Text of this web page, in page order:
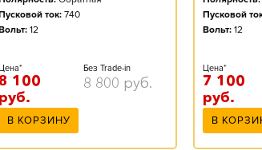
ток:740
12
8 100
руб.
Без Trade-in
8 800 руб.
В КОРЗИНУ
Пусковой
Вольт: 12
Цена*
7 100
руб.
В